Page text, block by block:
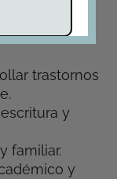
trastornos
y
familiar.
y